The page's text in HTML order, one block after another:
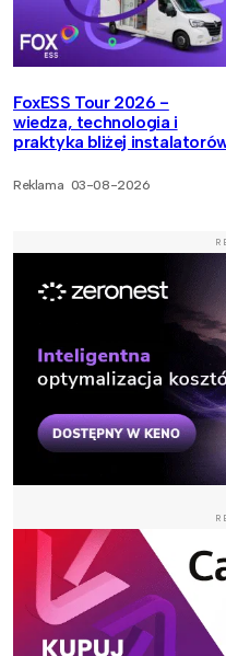
FoxESS Tour 2026 -
wiedza, technologia i
praktyka bliżej
Reklama 03-08-2026